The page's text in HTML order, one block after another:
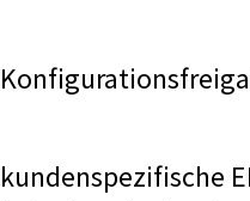
kundenspezifische